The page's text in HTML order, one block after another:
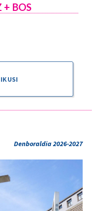
+ BOS
Denboraldia 2026-2027